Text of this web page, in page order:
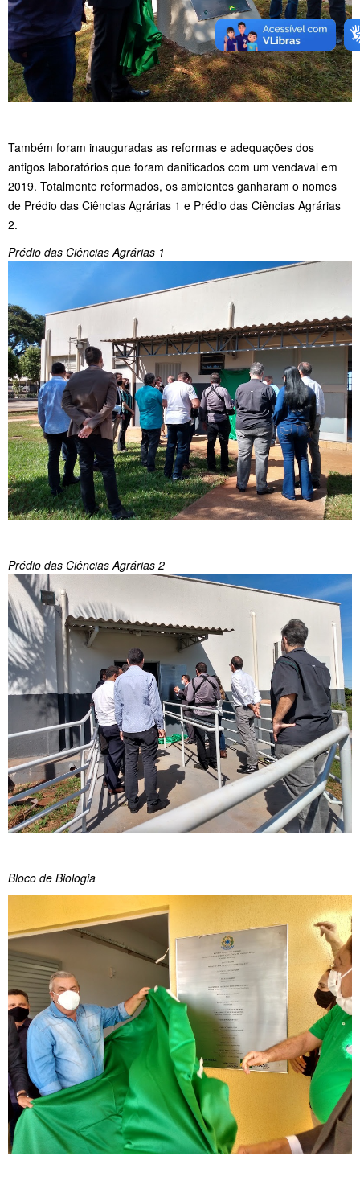
Também foram inauguradas as reformas e adequações dos
antigos laboratórios que foram danificados com um vendaval em
2019. Totalmente reformados, os ambientes ganharam o nomes
de Prédio das Ciências Agrárias 1 e Prédio das Ciências Agrárias
2.
Prédio das Ciências Agrárias 1
Prédio das Ciências Agrárias 2
Bloco de Biologia